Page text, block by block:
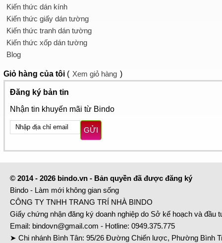
Kiến thức dán kính
Kiến thức giấy dán tường
Kiến thức tranh dán tường
Kiến thức xốp dán tường
Blog
Giỏ hàng của tôi ( Xem giỏ hàng )
Đăng ký bản tin
Nhận tin khuyến mãi từ Bindo
GỬI
© 2014 - 2026 bindo.vn - Bản quyền đã được đăng ký
Bindo - Làm mới không gian sống
CÔNG TY TNHH TRANG TRÍ NHÀ BINDO
Giấy chứng nhận đăng ký doanh nghiệp do Sở kế hoạch và đầu
Email: bindovn@gmail.com - Hotline: 0949.375.775
➤ Chi nhánh Bình Tân: 95/26 Đường Chiến lược, Phường Bình